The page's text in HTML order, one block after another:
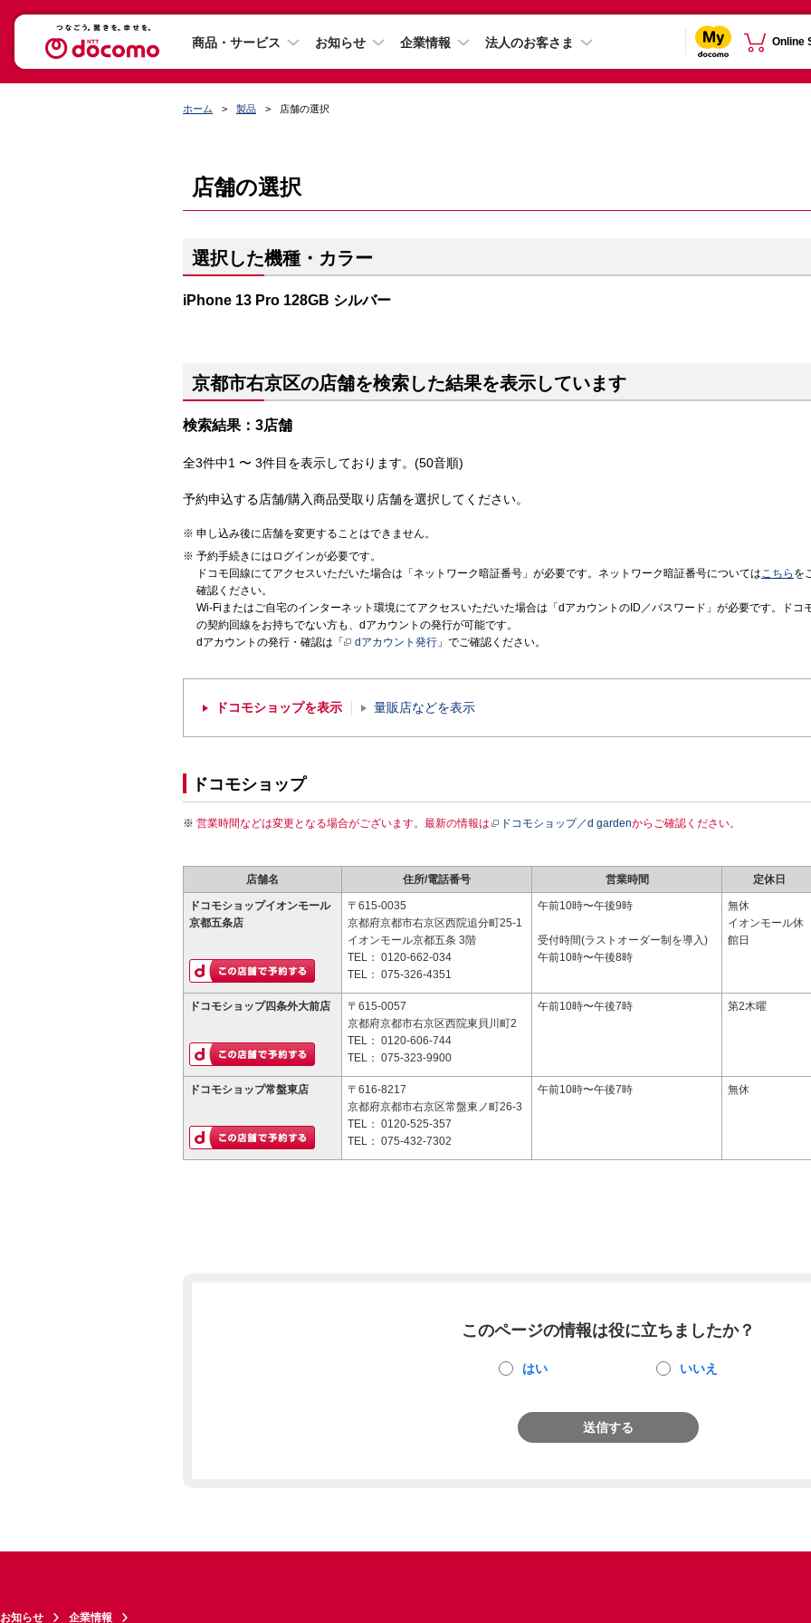
商品・サービス お知らせ 企業情報 法人のお客さま Online
ホーム 製品 店舗の選択
店舗の選択
選択した機種・カラー
iPhone 13 Pro 128GB シルバー
京都市右京区の店舗を検索した結果を表示しています
検索結果：3店舗
全3件中1 〜 3件目を表示しております。(50音順)
予約申込する店舗/購入商品受取り店舗を選択してください。
申し込み後に店舗を変更することはできません。
予約手続きにはログインが必要です。
ドコモ回線にてアクセスいただいた場合は「ネットワーク暗証番号」が必要です。ネットワーク暗証番号についてはこちら を
確認ください。
Wi-Fiまたはご自宅のインターネット環境にてアクセスいただいた場合は「dアカウントのID／パスワード」が必要です。ドコ
の契約回線をお持ちでない方も、dアカウントの発行が可能です。
dアカウントの発行・確認は「
dアカウント発行 」でご確認ください。
ドコモショップを表示 量販店などを表示
ドコモショップ
営業時間などは変更となる場合がございます。最新の情報は ドコモショップ／d gardenからご確認ください。
店舗名 住所/電話番号 営業時間 定休日
ドコモショップイオンモール
京都五条店
〒615-0035
京都府京都市右京区西院追分町25-1
イオンモール京都五条 3階
TEL： 0120-662-034
TEL： 075-326-4351
午前10時〜午後9時
受付時間(ラストオーダー制を導入)
午前10時〜午後8時
無休
イオンモール休
館日
ドコモショップ四条外大前店
〒615-0057
京都府京都市右京区西院東貝川町2
TEL： 0120-606-744
TEL： 075-323-9900
午前10時〜午後7時 第2木曜
ドコモショップ常盤東店
〒616-8217
京都府京都市右京区常盤東ノ町26-3
TEL： 0120-525-357
TEL： 075-432-7302
午前10時〜午後7時 無休
このページの情報は役に立ちましたか？
はい いいえ
送信する
お知らせ 企業情報